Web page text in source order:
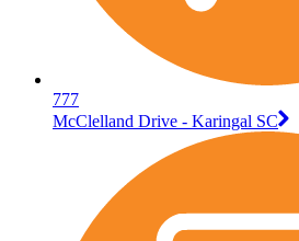
777
McClelland Drive - Karingal SC